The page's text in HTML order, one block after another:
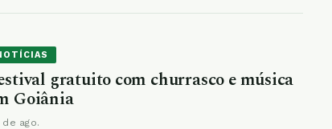
gratuito com churrasco e música
Goiânia
de ago.